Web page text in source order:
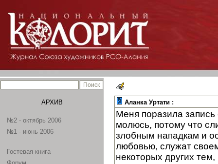
АРХИВ
№2 - октябрь 2006
№1 - июнь 2006
Гостевая книга
Аланка Уртати :
Меня поразила
молюсь, потому что
злобным нападкам и
любовью, служат
некоторых других